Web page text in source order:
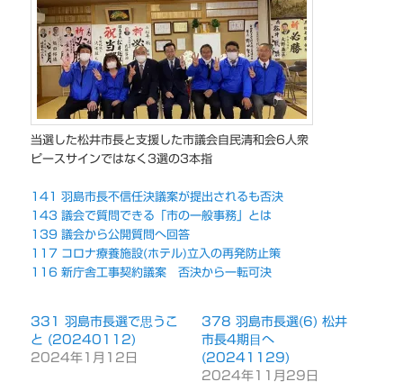
当選した松井市長と支援した市議会自民清和会6人衆
ピースサインではなく3選の3本指
141 羽島市長不信任決議案が提出されるも否決
143 議会で質問できる「市の一般事務」とは
139 議会から公開質問へ回答
117 コロナ療養施設(ホテル)立入の再発防止策
116 新庁舎工事契約議案 否決から一転可決
331 羽島市長選で思うこ
と (20240112)
2024年1月12日
378 羽島市長選(6) 松井
市長4期目へ
(20241129)
2024年11月29日